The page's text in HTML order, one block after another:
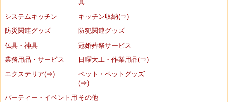
具
システムキッチン
キッチン収納(⇒)
防災関連グッズ
防犯関連グッズ
仏具・神具
冠婚葬祭サービス
業務用品・サービス
日曜大工・作業用品(⇒)
エクステリア(⇒)
ペット・ペットグッズ
(⇒)
パーティー・イベント用 その他